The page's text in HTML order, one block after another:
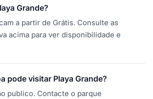
Grande?
a partir de Grátis. Consulte as
acima para ver disponibilidade e
pode visitar Playa Grande?
publico. Contacte o parque